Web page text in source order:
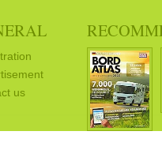
us